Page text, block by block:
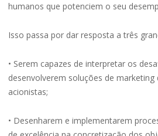
humanos que potenciem o seu
Isso passa por dar resposta a três
• Serem capazes de interpretar os
desenvolverem soluções de
acionistas;
• Desenharem e implementarem